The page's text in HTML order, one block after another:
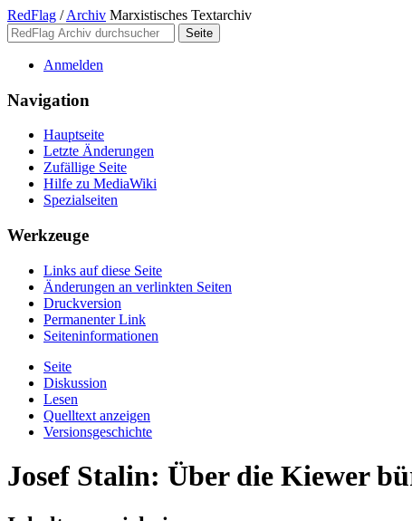
RedFlag / Archiv Marxistisches Textarchiv
Anmelden
Navigation
Hauptseite
Letzte Änderungen
Zufällige Seite
Hilfe zu MediaWiki
Spezialseiten
Werkzeuge
Links auf diese Seite
Änderungen an verlinkten Seiten
Druckversion
Permanenter Link
Seiten­­informationen
Seite
Diskussion
Lesen
Quelltext anzeigen
Versionsgeschichte
Josef Stalin: Über die Kiewer